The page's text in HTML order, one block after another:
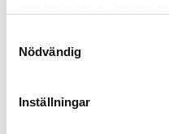
Nödvändig
Inställningar